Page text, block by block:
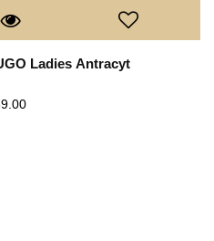
Ladies Antracyt